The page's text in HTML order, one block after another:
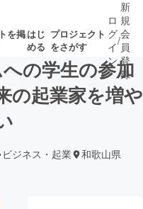
を掲はじ
める
プロジェクト
をさがす
集終了が近いプ
ロ
グ
イ
ン
/
新
規
会
員
登
録
の学生の参加
の起業家を増や
ビジネス・起業 和歌山県